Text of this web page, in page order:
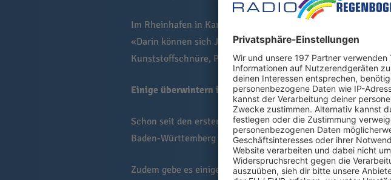
Im Rheinhafen in Karlsruhe seien bei einer Horstreinigung
«Darin können sich Jungstörche verheddern und verletzen»,
Kunststoffschnüre, Plastikfolien, verschiedene Gummiteile
Einige überwintern in Deutschland
Schon seit den ersten Februarwochen sind in diesem Jahr
Baden-Württemberg angekommen. Die frühen Rückkehrer
Zudem gebe es einige Hundert sogenannte Winterstörche,